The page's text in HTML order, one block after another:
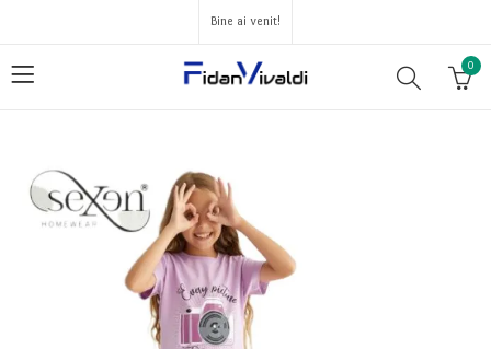
Bine ai venit!
0